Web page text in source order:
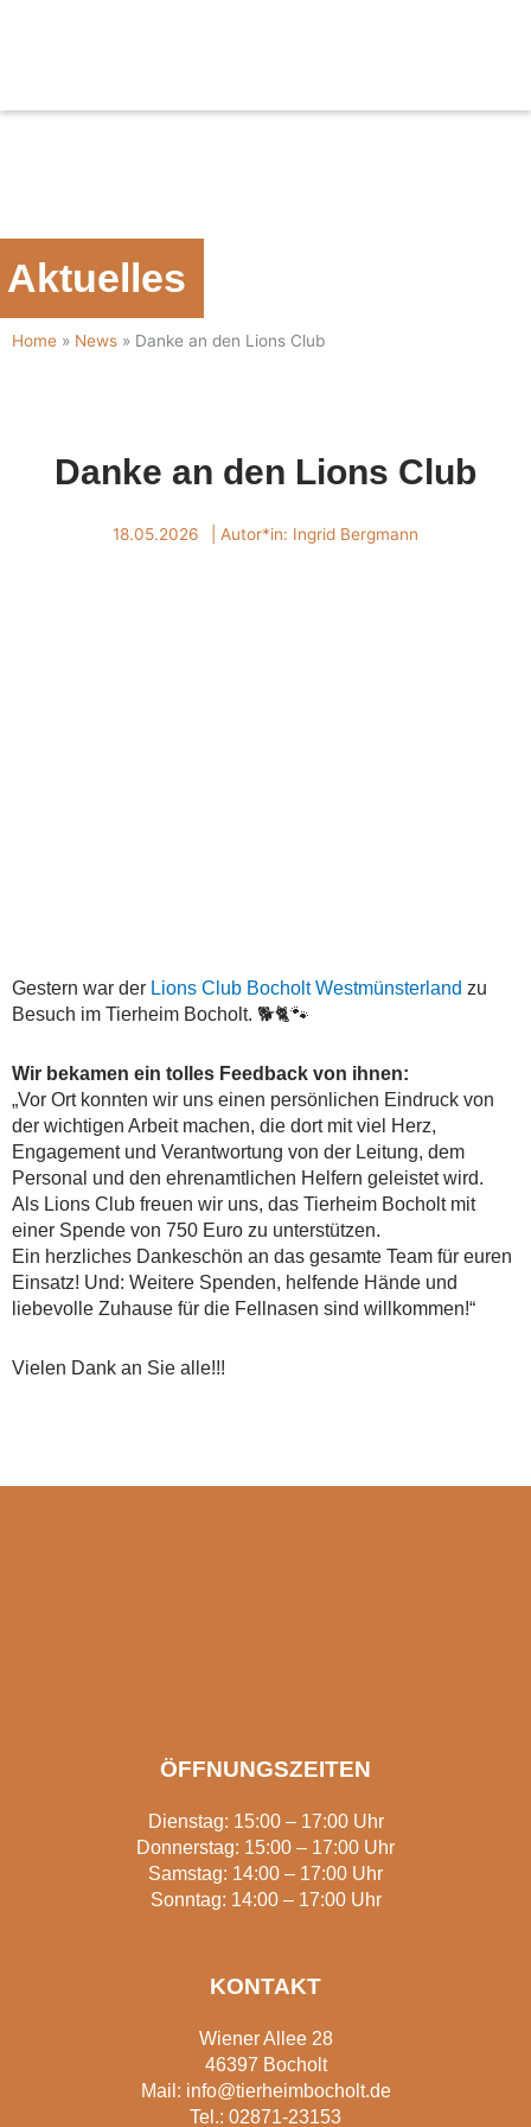
Aktuelles
Home » News » Danke an den Lions Club
Danke an den Lions Club
18.05.2026 | Autor*in: Ingrid Bergmann
Gestern war der Lions Club Bocholt Westmünsterland zu
Besuch im Tierheim Bocholt. 🐕🐈🐾
Wir bekamen ein tolles Feedback von ihnen:
„Vor Ort konnten wir uns einen persönlichen Eindruck von
der wichtigen Arbeit machen, die dort mit viel Herz,
Engagement und Verantwortung von der Leitung, dem
Personal und den ehrenamtlichen Helfern geleistet wird.
Als Lions Club freuen wir uns, das Tierheim Bocholt mit
einer Spende von 750 Euro zu unterstützen.
Ein herzliches Dankeschön an das gesamte Team für euren
Einsatz! Und: Weitere Spenden, helfende Hände und
liebevolle Zuhause für die Fellnasen sind willkommen!“
Vielen Dank an Sie alle!!!
ÖFFNUNGSZEITEN
Dienstag: 15:00 – 17:00 Uhr
Donnerstag: 15:00 – 17:00 Uhr
Samstag: 14:00 – 17:00 Uhr
Sonntag: 14:00 – 17:00 Uhr
KONTAKT
Wiener Allee 28
46397 Bocholt
Mail: info@tierheimbocholt.de
Tel.: 02871-23153